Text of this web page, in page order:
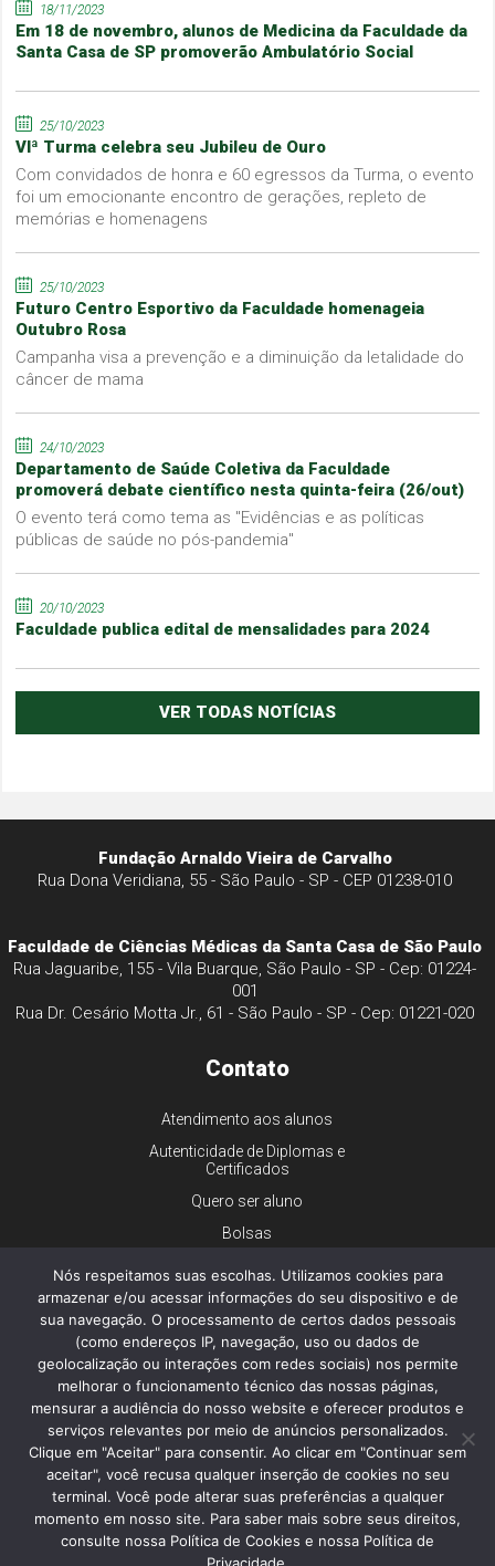
18/11/2023
Em 18 de novembro, alunos de Medicina da Faculdade da
Santa Casa de SP promoverão Ambulatório Social
25/10/2023
VIª Turma celebra seu Jubileu de Ouro
Com convidados de honra e 60 egressos da Turma, o evento
foi um emocionante encontro de gerações, repleto de
memórias e homenagens
25/10/2023
Futuro Centro Esportivo da Faculdade homenageia
Outubro Rosa
Campanha visa a prevenção e a diminuição da letalidade do
câncer de mama
24/10/2023
Departamento de Saúde Coletiva da Faculdade
promoverá debate científico nesta quinta-feira (26/out)
O evento terá como tema as "Evidências e as políticas
públicas de saúde no pós-pandemia"
20/10/2023
Faculdade publica edital de mensalidades para 2024
VER TODAS NOTÍCIAS
Fundação Arnaldo Vieira de Carvalho
Rua Dona Veridiana, 55 - São Paulo - SP - CEP 01238-010
Faculdade de Ciências Médicas da Santa Casa de São Paulo
Rua Jaguaribe, 155 - Vila Buarque, São Paulo - SP - Cep: 01224-
001
Rua Dr. Cesário Motta Jr., 61 - São Paulo - SP - Cep: 01221-020
Contato
Atendimento aos alunos
Autenticidade de Diplomas e
Certificados
Quero ser aluno
Bolsas
Trabalhe conosco
Imprensa
Ouvidoria
Dúvidas gerais
© 2026 - Faculdade de Ciências Médicas da Santa Casa de São
Paulo - Todos os direitos reservados.
Política de Privacidade e Cookies
Nós respeitamos suas escolhas. Utilizamos cookies para
armazenar e/ou acessar informações do seu dispositivo e de
sua navegação. O processamento de certos dados pessoais
(como endereços IP, navegação, uso ou dados de
geolocalização ou interações com redes sociais) nos permite
melhorar o funcionamento técnico das nossas páginas,
mensurar a audiência do nosso website e oferecer produtos e
serviços relevantes por meio de anúncios personalizados.
Clique em "Aceitar" para consentir. Ao clicar em "Continuar sem
aceitar", você recusa qualquer inserção de cookies no seu
terminal. Você pode alterar suas preferências a qualquer
momento em nosso site. Para saber mais sobre seus direitos,
consulte nossa Política de Cookies e nossa Política de